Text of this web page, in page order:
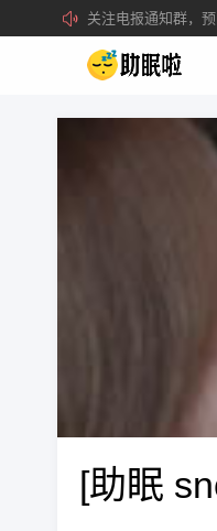
关注电报通知群，
所有注册用户记得
[助眠